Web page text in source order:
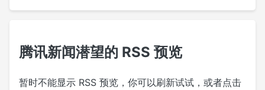
腾讯新闻潜望的 RSS 预览
暂时不能显示 RSS 预览，你可以刷新试试，或者点击